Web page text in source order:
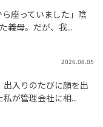
ら座っていました」陰
義母。だが、我...
2026.08.05
出入りのたびに顔を出
が管理会社に相...